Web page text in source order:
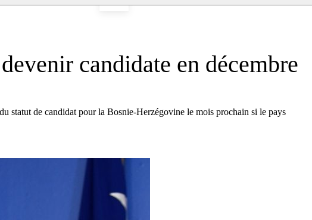
candidate en décembre
statut de candidat pour la Bosnie-Herzégovine le mois prochain si le pays